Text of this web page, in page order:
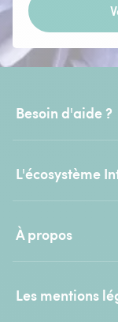
Besoin d'aide ?
L'écosystème
À propos
Les mentions